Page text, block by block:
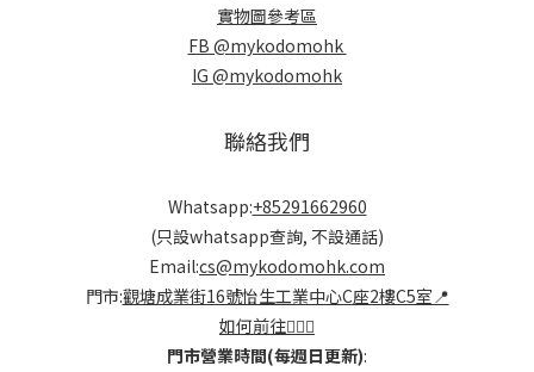
實物圖參考區
FB @mykodomohk
IG @mykodomohk
聯絡我們
Whatsapp:+85291662960
(只設whatsapp查詢, 不設通話)
Email:cs@mykodomohk.com
門市:觀塘成業街16號怡生工業中心C座2樓C5室📍
如何前往🏃🏻‍♂️
門市營業時間(每週日更新):